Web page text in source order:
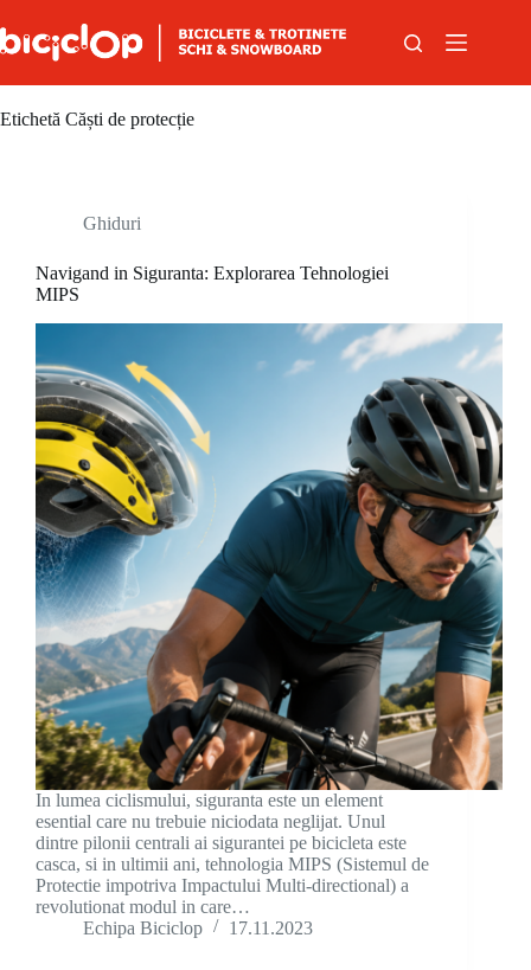
Etichetă Căști de protecție
Ghiduri
Navigand in Siguranta: Explorarea Tehnologiei
MIPS
In lumea ciclismului, siguranta este un element
esential care nu trebuie niciodata neglijat. Unul
dintre pilonii centrali ai sigurantei pe bicicleta este
casca, si in ultimii ani, tehnologia MIPS (Sistemul de
Protectie impotriva Impactului Multi-directional) a
revolutionat modul in care…
Echipa Biciclop
17.11.2023